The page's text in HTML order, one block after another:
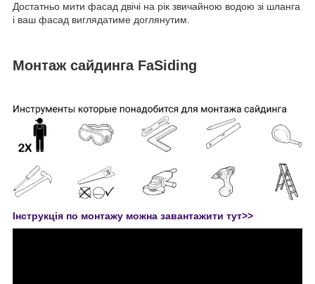
Достатньо мити фасад двічі на рік звичайною водою зі шланга
і ваш фасад виглядатиме доглянутим.
Монтаж сайдинга FaSiding
Інструкція по монтажу можна завантажити тут>>